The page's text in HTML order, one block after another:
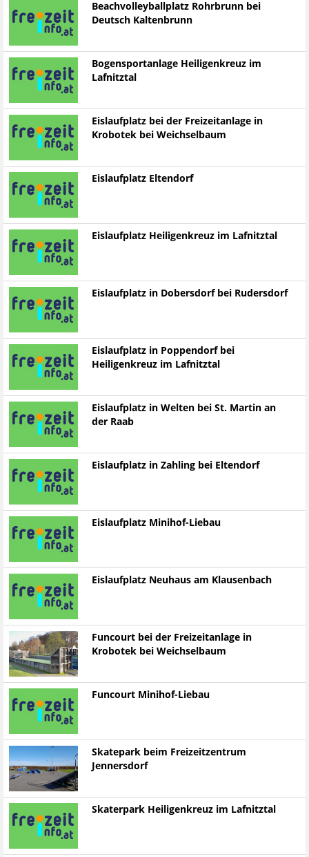
Beachvolleyballplatz Rohrbrunn bei
Deutsch Kaltenbrunn
Bogensportanlage Heiligenkreuz im
Lafnitztal
Eislaufplatz bei der Freizeitanlage in
Krobotek bei Weichselbaum
Eislaufplatz Eltendorf
Eislaufplatz Heiligenkreuz im Lafnitztal
Eislaufplatz in Dobersdorf bei Rudersdorf
Eislaufplatz in Poppendorf bei
Heiligenkreuz im Lafnitztal
Eislaufplatz in Welten bei St. Martin an
der Raab
Eislaufplatz in Zahling bei Eltendorf
Eislaufplatz Minihof-Liebau
Eislaufplatz Neuhaus am Klausenbach
Funcourt bei der Freizeitanlage in
Krobotek bei Weichselbaum
Funcourt Minihof-Liebau
Skatepark beim Freizeitzentrum
Jennersdorf
Skaterpark Heiligenkreuz im Lafnitztal